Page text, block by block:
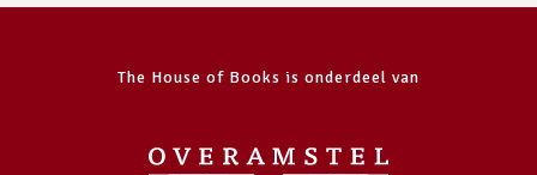
The House of Books is onderdeel van